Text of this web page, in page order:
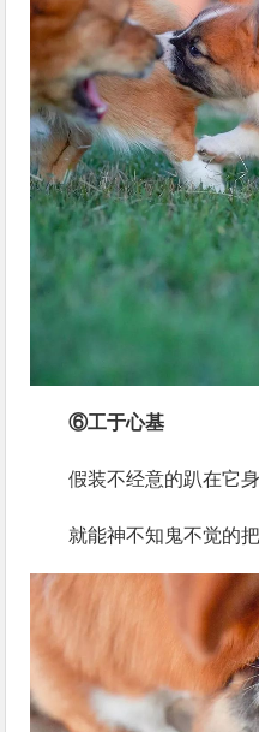
⑥工于心基
假装不经意的趴在它
就能神不知鬼不觉的